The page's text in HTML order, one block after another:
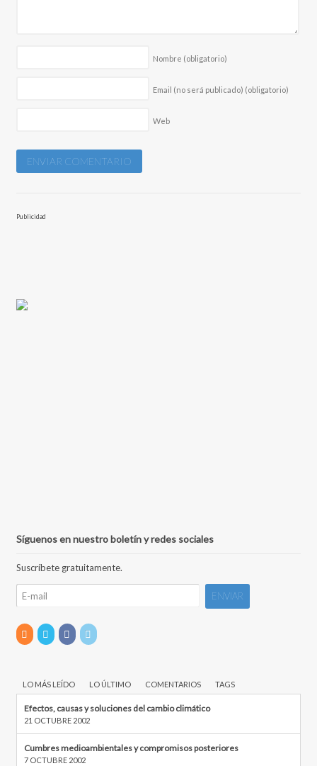
Nombre (obligatorio)
Email (no será publicado) (obligatorio)
Web
Publicidad
Síguenos en nuestro boletín y redes sociales
Suscríbete gratuitamente.
LO MÁS LEÍDO LO ÚLTIMO COMENTARIOS TAGS
Efectos, causas y soluciones del cambio climático
21 OCTUBRE 2002
Cumbres medioambientales y compromisos posteriores
7 OCTUBRE 2002